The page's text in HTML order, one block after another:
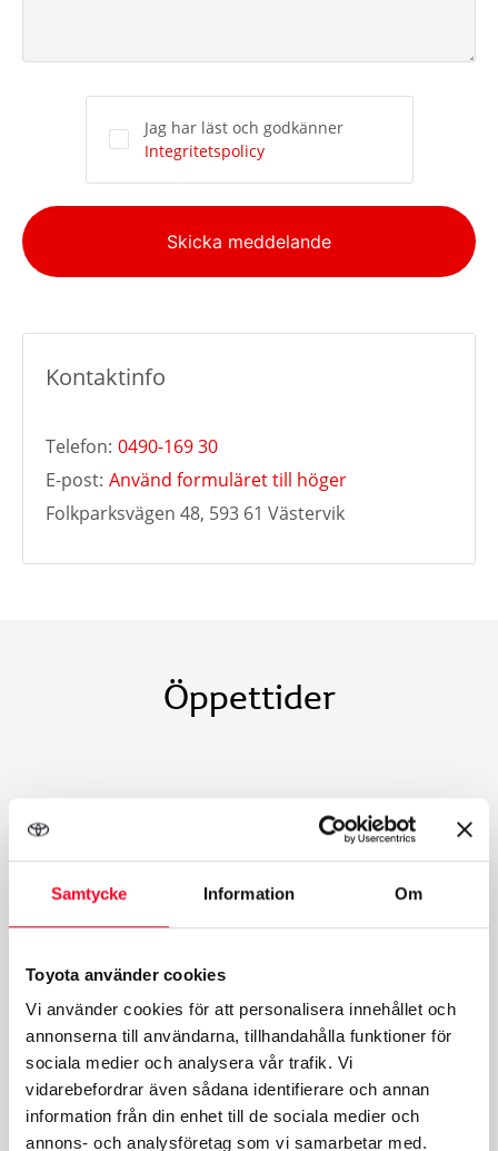
Samtycke Information Om
Toyota använder cookies
Vi använder cookies för att personalisera innehållet och
annonserna till användarna, tillhandahålla funktioner för
sociala medier och analysera vår trafik. Vi
vidarebefordrar även sådana identifierare och annan
information från din enhet till de sociala medier och
annons- och analysföretag som vi samarbetar med.
Jag har läst och godkänner
Integritetspolicy
Alternative:
Skicka meddelande
Kontaktinfo
Telefon: 0490-169 30
E-post: Använd formuläret till höger
Folkparksvägen 48, 593 61 Västervik
Öppettider
Mån-Fre:
08:00-17:00
Skadeverkstad
Mån-Fre:07:00-16:00